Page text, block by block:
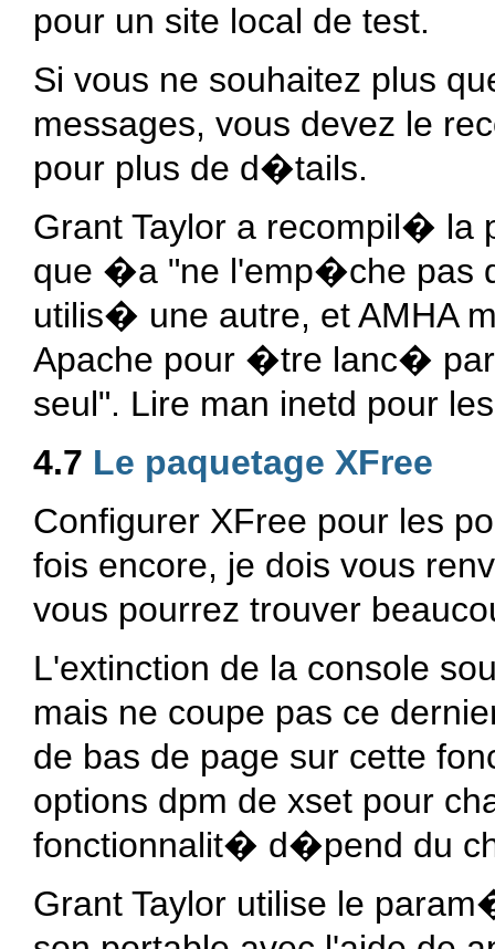
pour un site local de test.
Si vous ne souhaitez plus
messages, vous devez le
pour plus de d�tails.
Grant Taylor a recompil� la
que �a "ne l'emp�che pas
utilis� une autre, et AMHA
Apache pour �tre lanc�
seul". Lire man inetd pour
4.7 Le paquetage XFree
Configurer XFree pour les
fois encore, je dois vous
vous pourrez trouver
L'extinction de la console
mais ne coupe pas ce
de bas de page sur cette
options dpm de xset pour
fonctionnalit� d�pend du
Grant Taylor utilise le